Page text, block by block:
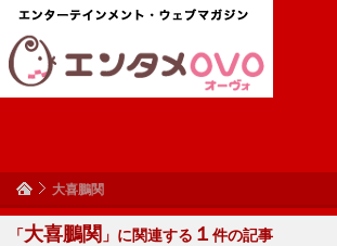
大喜鵬関
「大喜鵬関 」に関連する １ 件の記事